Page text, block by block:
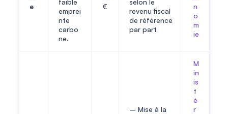
e
emprei
nte
carbo
ne.
€
revenu fiscal
de référence
par part
n
o
m
ie
– Mise à la
M
in
is
t
è
r